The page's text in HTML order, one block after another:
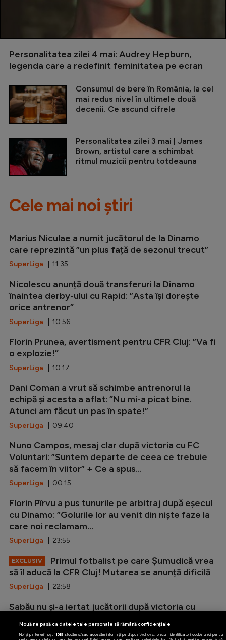
Personalitatea zilei 4 mai: Audrey Hepburn,
legenda care a redefinit feminitatea pe ecran
Consumul de bere în România, la cel
mai redus nivel în ultimele două
decenii. Ce ascund cifrele
Personalitatea zilei 3 mai | James
Brown, artistul care a schimbat
ritmul muzicii pentru totdeauna
Cele mai noi știri
Marius Niculae a numit jucătorul de la Dinamo
care reprezintă ”un plus față de sezonul trecut”
SuperLiga | 11:35
Nicolescu anunță două transferuri la Dinamo
înaintea derby-ului cu Rapid: ”Asta își dorește
orice antrenor”
SuperLiga | 10:56
Florin Prunea, avertisment pentru CFR Cluj: ”Va fi
o explozie!”
SuperLiga | 10:17
Dani Coman a vrut să schimbe antrenorul la
echipă și acesta a aflat: ”Nu mi-a picat bine.
Atunci am făcut un pas în spate!”
SuperLiga | 09:40
Nuno Campos, mesaj clar după victoria cu FC
Voluntari: ”Suntem departe de ceea ce trebuie
să facem în viitor” + Ce a spus...
SuperLiga | 00:15
Florin Pîrvu a pus tunurile pe arbitraj după eșecul
cu Dinamo: ”Golurile lor au venit din niște faze la
care noi reclamam...
SuperLiga | 23:55
EXCLUSIV
Primul fotbalist pe care Șumudică vrea
să îl aducă la CFR Cluj! Mutarea se anunță dificilă
SuperLiga | 22:58
Sabău nu și-a iertat jucătorii după victoria cu
SuperLiga| 21:49
Nouă ne pasă ca datele tale personale să rămână confidențiale
Noi și partenerii noștri 1019stocăm și/sau accesăm informații pe dispozitivul dvs., precum identificatorii cookie unici pentru